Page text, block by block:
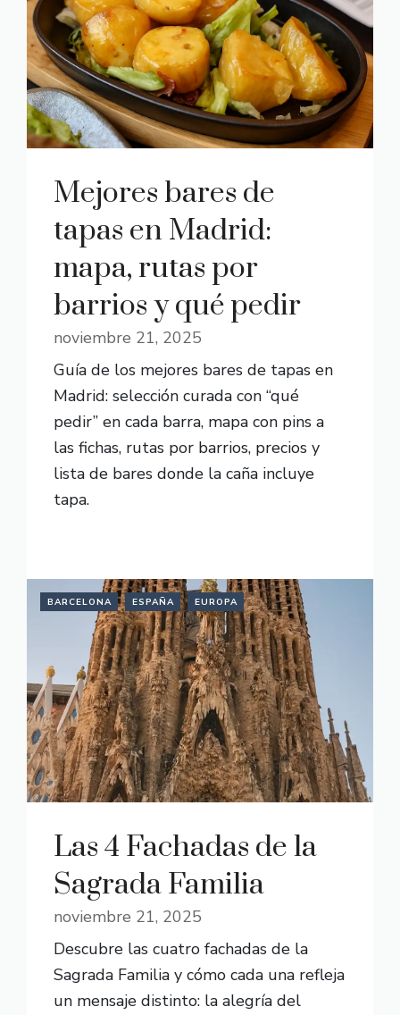
Mejores bares de
tapas en Madrid:
mapa, rutas por
barrios y qué pedir
noviembre 21, 2025
Guía de los mejores bares de tapas en
Madrid: selección curada con “qué
pedir” en cada barra, mapa con pins a
las fichas, rutas por barrios, precios y
lista de bares donde la caña incluye
tapa.
BARCELONA ESPAÑA EUROPA
Las 4 Fachadas de la
Sagrada Familia
noviembre 21, 2025
Descubre las cuatro fachadas de la
Sagrada Familia y cómo cada una refleja
un mensaje distinto: la alegría del